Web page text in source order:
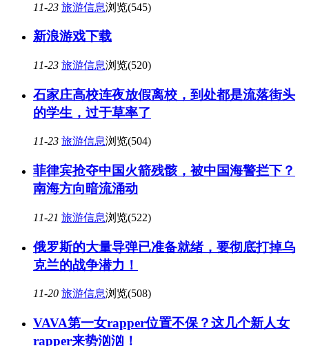
11-23 旅游信息浏览(545)
新浪游戏下载
11-23 旅游信息浏览(520)
石家庄高校连夜放假离校，到处都是流落街头
的学生，过于草率了
11-23 旅游信息浏览(504)
菲律宾抢夺中国火箭残骸，被中国海警拦下？
南海方向暗流涌动
11-21 旅游信息浏览(522)
俄罗斯的大量导弹已准备就绪，要彻底打掉乌
克兰的战争潜力！
11-20 旅游信息浏览(508)
VAVA第一女rapper位置不保？这几个新人女
rapper来势汹汹！